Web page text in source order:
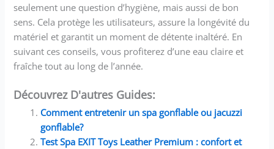
seulement une question d’hygiène, mais aussi de bon
sens. Cela protège les utilisateurs, assure la longévité du
matériel et garantit un moment de détente inaltéré. En
suivant ces conseils, vous profiterez d’une eau claire et
fraîche tout au long de l’année.
Découvrez D'autres Guides:
Comment entretenir un spa gonflable ou jacuzzi
gonflable?
Test Spa EXIT Toys Leather Premium : confort et